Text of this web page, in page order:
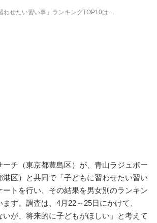
わせたい習い事」ランキングTOP10は…
チ（東京都豊島区）が、青山ラジュボー
港区）と共同で「子どもに習わせたい習い
トを行い、その結果を男女別のランキン
す。調査は、4月22～25日にかけて、
いが、将来的に子どもがほしい」と考えて